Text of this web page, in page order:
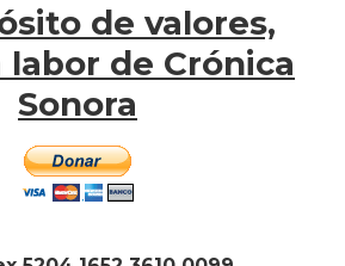
de valores,
labor de Crónica
Sonora